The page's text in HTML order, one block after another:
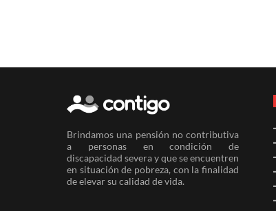
Brindamos una pensión no contributiva
a personas en condición de
discapacidad severa y que se encuentren
en situación de pobreza, con la finalidad
de elevar su calidad de vida.